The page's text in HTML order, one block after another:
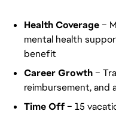
Health Coverage–
mental health
benefit
Career Growth–
reimbursement, and
Time Off– 15